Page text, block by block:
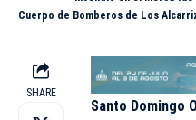
Cuerpo de Bomberos de Los
SHARE
Santo Domingo